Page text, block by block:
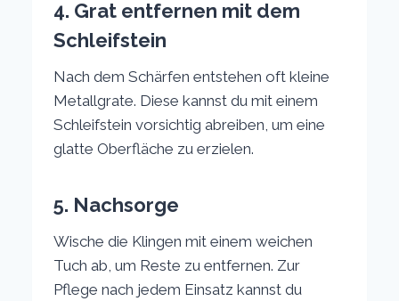
4. Grat entfernen mit dem
Schleifstein
Nach dem Schärfen entstehen oft kleine
Metallgrate. Diese kannst du mit einem
Schleifstein vorsichtig abreiben, um eine
glatte Oberfläche zu erzielen.
5. Nachsorge
Wische die Klingen mit einem weichen
Tuch ab, um Reste zu entfernen. Zur
Pflege nach jedem Einsatz kannst du